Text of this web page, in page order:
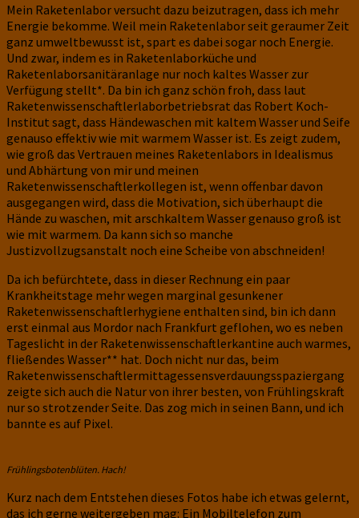
Mein Raketenlabor versucht dazu beizutragen, dass ich mehr
Energie bekomme. Weil mein Raketenlabor seit geraumer Zeit
ganz umweltbewusst ist, spart es dabei sogar noch Energie.
Und zwar, indem es in Raketenlaborküche und
Raketenlaborsanitäranlage nur noch kaltes Wasser zur
Verfügung stellt*. Da bin ich ganz schön froh, dass laut
Raketenwissenschaftlerlaborbetriebsrat das Robert Koch-
Institut sagt, dass Händewaschen mit kaltem Wasser und Seife
genauso effektiv wie mit warmem Wasser ist. Es zeigt zudem,
wie groß das Vertrauen meines Raketenlabors in Idealismus
und Abhärtung von mir und meinen
Raketenwissenschaftlerkollegen ist, wenn offenbar davon
ausgegangen wird, dass die Motivation, sich überhaupt die
Hände zu waschen, mit arschkaltem Wasser genauso groß ist
wie mit warmem. Da kann sich so manche
Justizvollzugsanstalt noch eine Scheibe von abschneiden!
Da ich befürchtete, dass in dieser Rechnung ein paar
Krankheitstage mehr wegen marginal gesunkener
Raketenwissenschaftlerhygiene enthalten sind, bin ich dann
erst einmal aus Mordor nach Frankfurt geflohen, wo es neben
Tageslicht in der Raketenwissenschaftlerkantine auch warmes,
fließendes Wasser** hat. Doch nicht nur das, beim
Raketenwissenschaftlermittagessensverdauungsspaziergang
zeigte sich auch die Natur von ihrer besten, von Frühlingskraft
nur so strotzender Seite. Das zog mich in seinen Bann, und ich
bannte es auf Pixel.
Frühlingsbotenblüten. Hach!
Kurz nach dem Entstehen dieses Fotos habe ich etwas gelernt,
das ich gerne weitergeben mag: Ein Mobiltelefon zum